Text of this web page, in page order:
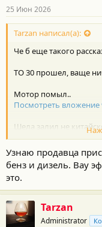
н
о
с
и
25 Июн 2026
Tarzan написал(а):
Че б еще такого
ТО 30 прошел, ваще
Мотор помыл..
Посмотреть вложение
Шела залил не
В бак керапура для
Посмотреть вложение
Расход ну прям
Узнаю продавца
бенз и дизель. Вау
это.
Tarzan
Administrator